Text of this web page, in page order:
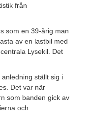
från
som en 39-årig man
av en lastbil med
Lysekil. Det
ställt sig i
Det var när
som banden gick av
och